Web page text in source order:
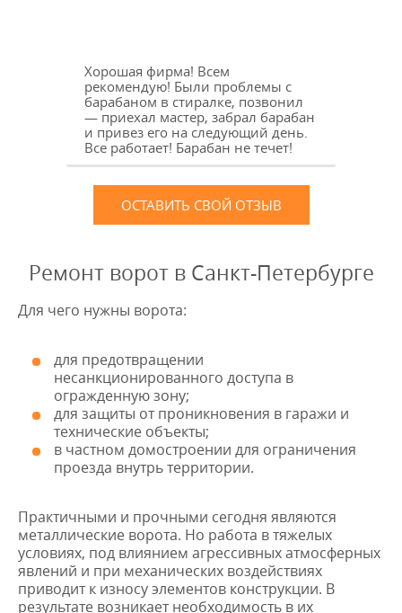
Хорошая фирма! Всем
рекомендую! Были проблемы с
барабаном в стиралке, позвонил
— приехал мастер, забрал барабан
и привез его на следующий день.
Все работает! Барабан не течет!
ОСТАВИТЬ СВОЙ ОТЗЫВ
Ремонт ворот в Санкт-Петербурге
Для чего нужны ворота:
для предотвращении
несанкционированного доступа в
огражденную зону;
для защиты от проникновения в гаражи и
технические объекты;
в частном домостроении для ограничения
проезда внутрь территории.
Практичными и прочными сегодня являются
металлические ворота. Но работа в тяжелых
условиях, под влиянием агрессивных атмосферных
явлений и при механических воздействиях
приводит к износу элементов конструкции. В
результате возникает необходимость в их